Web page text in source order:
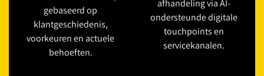
gebaseerd op
klantgeschiedenis,
voorkeuren en actuele
behoeften.
afhandeling via AI-
ondersteunde digitale
touchpoints en
servicekanalen.